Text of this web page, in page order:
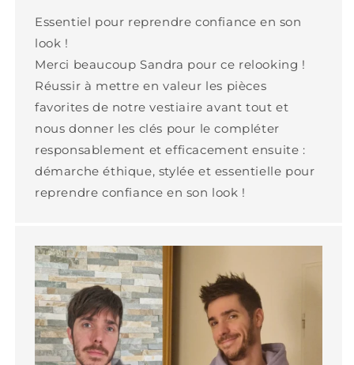
Essentiel pour reprendre confiance en son
look !
Merci beaucoup Sandra pour ce relooking !
Réussir à mettre en valeur les pièces
favorites de notre vestiaire avant tout et
nous donner les clés pour le compléter
responsablement et efficacement ensuite :
démarche éthique, stylée et essentielle pour
reprendre confiance en son look !